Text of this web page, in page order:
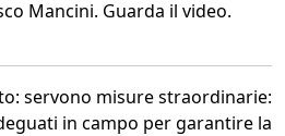
Mancini. Guarda il video.
servono misure straordinarie:
in campo per garantire la